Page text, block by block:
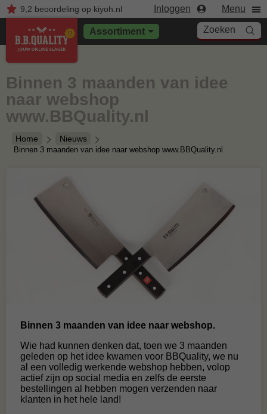
9,2 beoordelingop kiyoh.nl Inloggen Menu
Assortiment Zoeken
Home Nieuws
Binnen 3 maanden van idee naar webshop www.BBQuality.nl
Binnen 3 maanden van idee
naar webshop
www.BBQuality.nl
Binnen 3 maanden van idee naar webshop.
Wie had kunnen denken dat, toen we 3 maanden
geleden op het idee kwamen voor BBQuality, we nu
al een volledig werkende webshop hebben, volop
actief zijn op social media en zelfs de eerste
bestellingen al hebben mogen verzenden naar
klanten in het hele land!